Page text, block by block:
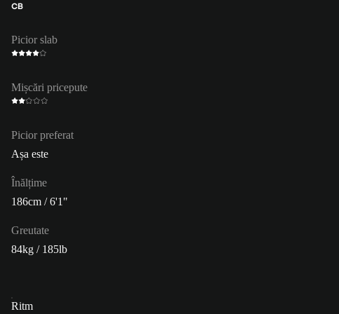
CB
Picior slab
Mișcări pricepute
Picior preferat
Așa este
Înălțime
186cm / 6'1"
Greutate
84kg / 185lb
Ritm